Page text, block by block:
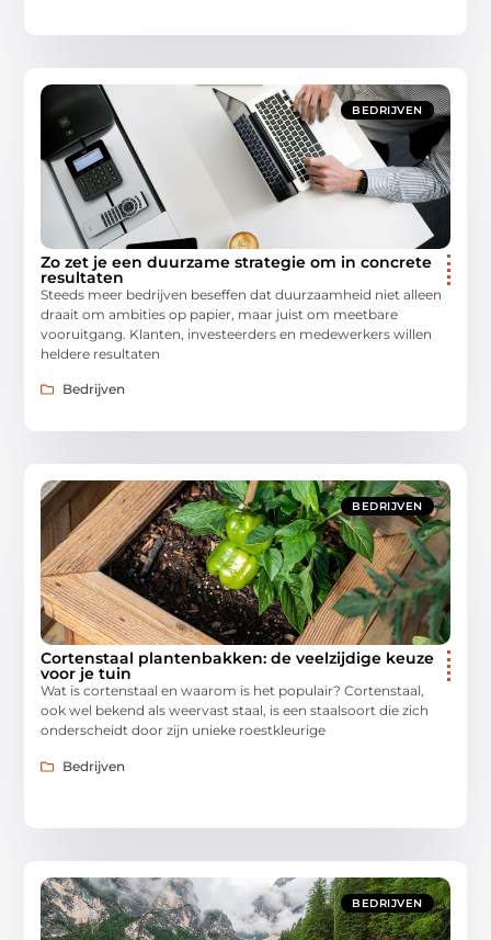
BEDRIJVEN
Zo zet je een duurzame strategie om in concrete
resultaten
Steeds meer bedrijven beseffen dat duurzaamheid niet alleen
draait om ambities op papier, maar juist om meetbare
vooruitgang. Klanten, investeerders en medewerkers willen
heldere resultaten
Bedrijven
BEDRIJVEN
Cortenstaal plantenbakken: de veelzijdige keuze
voor je tuin
Wat is cortenstaal en waarom is het populair? Cortenstaal,
ook wel bekend als weervast staal, is een staalsoort die zich
onderscheidt door zijn unieke roestkleurige
Bedrijven
BEDRIJVEN